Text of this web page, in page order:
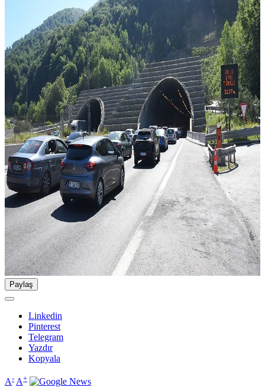
Paylaş
Linkedin
Pinterest
Telegram
Yazdır
Kopyala
A- A+